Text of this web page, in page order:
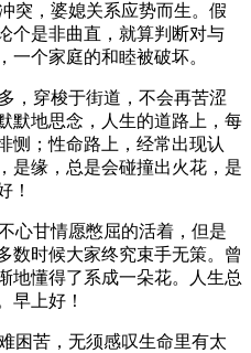
突，婆媳关系应势而生。假
个是非曲直，就算判断对与
一个家庭的和睦被破坏。
，穿梭于街道，不会再苦涩
默地思念，人生的道路上，每
恻；性命路上，经常出现认
是缘，总是会碰撞出火花，是
！
心甘情愿憋屈的活着，但是
数时候大家终究束手无策。曾
地懂得了系成一朵花。人生总
早上好！
困苦，无须感叹生命里有太